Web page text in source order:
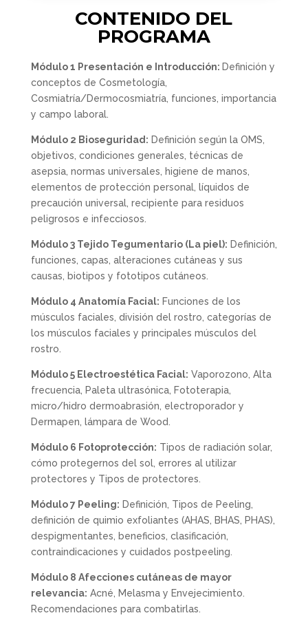
CONTENIDO DEL
PROGRAMA
Módulo 1 Presentación e Introducción: Definición y
conceptos de Cosmetología,
Cosmiatría/Dermocosmiatría, funciones, importancia
y campo laboral.
Módulo 2 Bioseguridad: Definición según la OMS,
objetivos, condiciones generales, técnicas de
asepsia, normas universales, higiene de manos,
elementos de protección personal, líquidos de
precaución universal, recipiente para residuos
peligrosos e infecciosos.
Módulo 3 Tejido Tegumentario (La piel): Definición,
funciones, capas, alteraciones cutáneas y sus
causas, biotipos y fototipos cutáneos.
Módulo 4 Anatomía Facial: Funciones de los
músculos faciales, división del rostro, categorías de
los músculos faciales y principales músculos del
rostro.
Módulo 5 Electroestética Facial: Vaporozono, Alta
frecuencia, Paleta ultrasónica, Fototerapia,
micro/hidro dermoabrasión, electroporador y
Dermapen, lámpara de Wood.
Módulo 6 Fotoprotección: Tipos de radiación solar,
cómo protegernos del sol, errores al utilizar
protectores y Tipos de protectores.
Módulo 7 Peeling: Definición, Tipos de Peeling,
definición de quimio exfoliantes (AHAS, BHAS, PHAS),
despigmentantes, beneficios, clasificación,
contraindicaciones y cuidados postpeeling.
Módulo 8 Afecciones cutáneas de mayor
relevancia: Acné, Melasma y Envejecimiento.
Recomendaciones para combatirlas.